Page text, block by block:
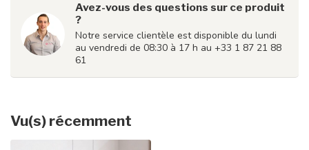
Avez-vous des questions sur ce produit
?
Notre service clientèle est disponible du lundi
au vendredi de 08:30 à 17 h au +33 1 87 21 88
61
Vu(s) récemment